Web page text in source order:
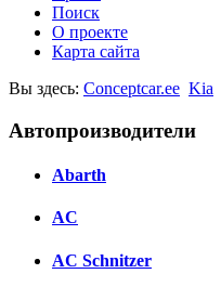
Поиск
О проекте
Карта сайта
Вы здесь: Conceptcar.ee Kia
Автопроизводители
Abarth
AC
AC Schnitzer